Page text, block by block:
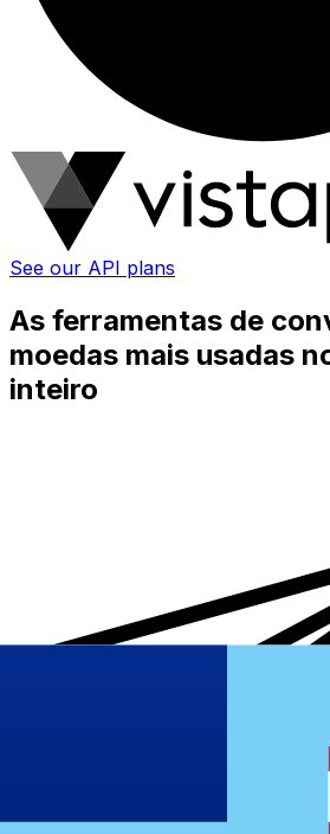
See our API plans
As ferramentas de
moedas mais usadas
inteiro